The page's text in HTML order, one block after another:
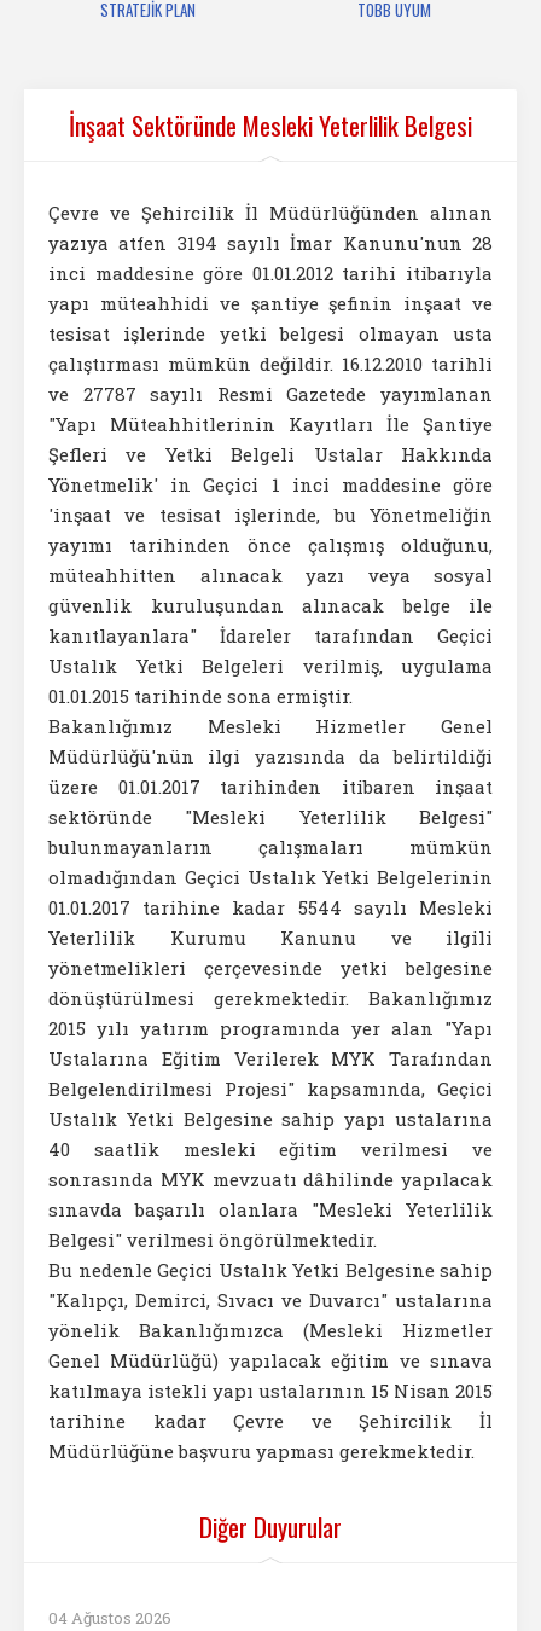
STRATEJİK PLAN TOBB UYUM
İnşaat Sektöründe Mesleki Yeterlilik Belgesi
Çevre ve Şehircilik İl Müdürlüğünden alınan
yazıya atfen 3194 sayılı İmar Kanunu'nun 28
inci maddesine göre 01.01.2012 tarihi itibarıyla
yapı müteahhidi ve şantiye şefinin inşaat ve
tesisat işlerinde yetki belgesi olmayan usta
çalıştırması mümkün değildir. 16.12.2010 tarihli
ve 27787 sayılı Resmi Gazetede yayımlanan
"Yapı Müteahhitlerinin Kayıtları İle Şantiye
Şefleri ve Yetki Belgeli Ustalar Hakkında
Yönetmelik' in Geçici 1 inci maddesine göre
'inşaat ve tesisat işlerinde, bu Yönetmeliğin
yayımı tarihinden önce çalışmış olduğunu,
müteahhitten alınacak yazı veya sosyal
güvenlik kuruluşundan alınacak belge ile
kanıtlayanlara" İdareler tarafından Geçici
Ustalık Yetki Belgeleri verilmiş, uygulama
01.01.2015 tarihinde sona ermiştir.
Bakanlığımız Mesleki Hizmetler Genel
Müdürlüğü'nün ilgi yazısında da belirtildiği
üzere 01.01.2017 tarihinden itibaren inşaat
sektöründe "Mesleki Yeterlilik Belgesi"
bulunmayanların çalışmaları mümkün
olmadığından Geçici Ustalık Yetki Belgelerinin
01.01.2017 tarihine kadar 5544 sayılı Mesleki
Yeterlilik Kurumu Kanunu ve ilgili
yönetmelikleri çerçevesinde yetki belgesine
dönüştürülmesi gerekmektedir. Bakanlığımız
2015 yılı yatırım programında yer alan "Yapı
Ustalarına Eğitim Verilerek MYK Tarafından
Belgelendirilmesi Projesi" kapsamında, Geçici
Ustalık Yetki Belgesine sahip yapı ustalarına
40 saatlik mesleki eğitim verilmesi ve
sonrasında MYK mevzuatı dâhilinde yapılacak
sınavda başarılı olanlara "Mesleki Yeterlilik
Belgesi" verilmesi öngörülmektedir.
Bu nedenle Geçici Ustalık Yetki Belgesine sahip
"Kalıpçı, Demirci, Sıvacı ve Duvarcı" ustalarına
yönelik Bakanlığımızca (Mesleki Hizmetler
Genel Müdürlüğü) yapılacak eğitim ve sınava
katılmaya istekli yapı ustalarının 15 Nisan 2015
tarihine kadar Çevre ve Şehircilik İl
Müdürlüğüne başvuru yapması gerekmektedir.
Diğer Duyurular
04 Ağustos 2026